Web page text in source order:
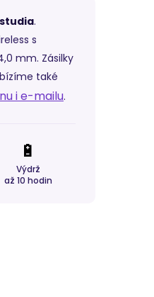
.
s
mm. Zásilky
také
i e-mailu.
🔋
Výdrž
až 10 hodin